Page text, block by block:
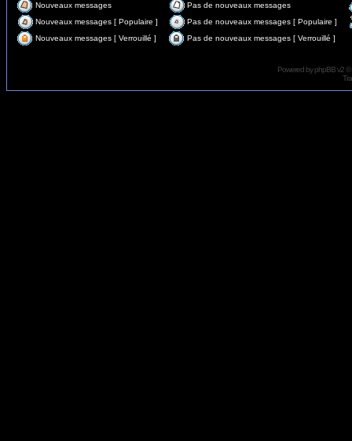
Nouveaux messages
Pas de nouveaux messages
Nouveaux messages [ Populaire ]
Pas de nouveaux messages [ Populaire ]
Nouveaux messages [ Verrouillé ]
Pas de nouveaux messages [ Verrouillé ]
Powered byphpBBv2 ©